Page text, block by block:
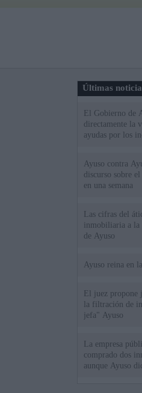
Últimas
El Gobierno de
directamente la
ayudas por los
Ayuso contra
discurso sobre
en una semana
Las cifras del
inmobiliaria a la
de Ayuso
Ayuso reina en
El juez propone
la filtración de
jefa" Ayuso
La empresa
comprado dos
aunque Ayuso